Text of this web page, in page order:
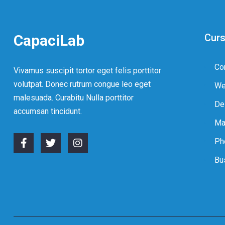
CapaciLab
Vivamus suscipit tortor eget felis porttitor
volutpat. Donec rutrum congue leo eget
malesuada. Curabitu Nulla porttitor
accumsan tincidunt.